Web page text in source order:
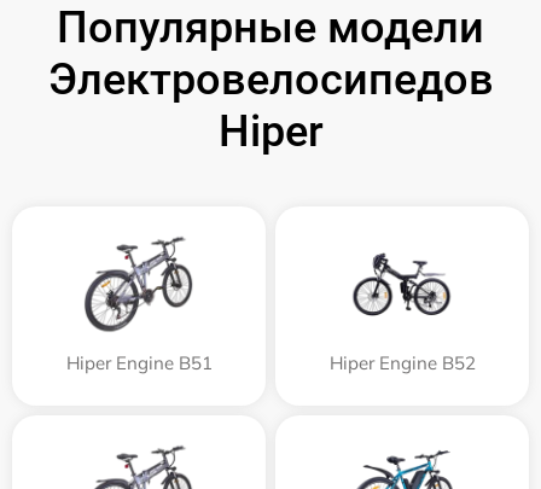
Популярные модели
Электровелосипедов
Hiper
Hiper Engine B51 Hiper Engine B52